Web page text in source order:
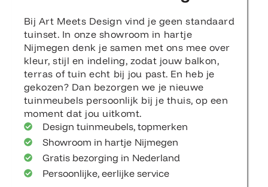
Bij Art Meets Design vind je geen standaard
tuinset. In onze showroom in hartje
Nijmegen denk je samen met ons mee over
kleur, stijl en indeling, zodat jouw balkon,
terras of tuin echt bij jou past. En heb je
gekozen? Dan bezorgen we je nieuwe
tuinmeubels persoonlijk bij je thuis, op een
moment dat jou uitkomt.
Design tuinmeubels, topmerken
Showroom in hartje Nijmegen
Gratis bezorging in Nederland
Persoonlijke, eerlijke service